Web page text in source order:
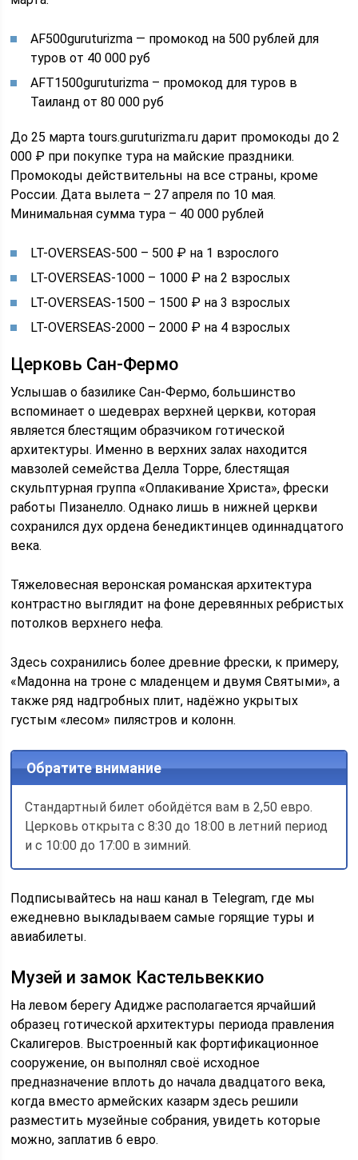
AF500guruturizma — промокод на 500 рублей для
туров от 40 000 руб
AFT1500guruturizma – промокод для туров в
Таиланд от 80 000 руб
До 25 марта tours.guruturizma.ru дарит промокоды до 2
000 ₽ при покупке тура на майские праздники.
Промокоды действительны на все страны, кроме
России. Дата вылета – 27 апреля по 10 мая.
Минимальная сумма тура – 40 000 рублей
LT-OVERSEAS-500 – 500 ₽ на 1 взрослого
LT-OVERSEAS-1000 – 1000 ₽ на 2 взрослых
LT-OVERSEAS-1500 – 1500 ₽ на 3 взрослых
LT-OVERSEAS-2000 – 2000 ₽ на 4 взрослых
Церковь Сан-Фермо
Услышав о базилике Сан-Фермо, большинство
вспоминает о шедеврах верхней церкви, которая
является блестящим образчиком готической
архитектуры. Именно в верхних залах находится
мавзолей семейства Делла Торре, блестящая
скульптурная группа «Оплакивание Христа», фрески
работы Пизанелло. Однако лишь в нижней церкви
сохранился дух ордена бенедиктинцев одиннадцатого
века.
Тяжеловесная веронская романская архитектура
контрастно выглядит на фоне деревянных ребристых
потолков верхнего нефа.
Здесь сохранились более древние фрески, к примеру,
«Мадонна на троне с младенцем и двумя Святыми», а
также ряд надгробных плит, надёжно укрытых
густым «лесом» пилястров и колонн.
Обратите внимание
Стандартный билет обойдётся вам в 2,50 евро.
Церковь открыта с 8:30 до 18:00 в летний период
и с 10:00 до 17:00 в зимний.
Подписывайтесь на наш канал в Telegram, где мы
ежедневно выкладываем самые горящие туры и
авиабилеты.
Музей и замок Кастельвеккио
На левом берегу Адидже располагается ярчайший
образец готической архитектуры периода правления
Скалигеров. Выстроенный как фортификационное
сооружение, он выполнял своё исходное
предназначение вплоть до начала двадцатого века,
когда вместо армейских казарм здесь решили
разместить музейные собрания, увидеть которые
можно, заплатив 6 евро.